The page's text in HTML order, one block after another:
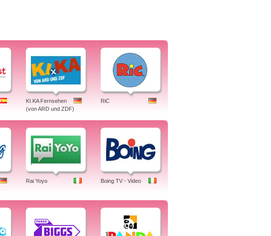
KI.KA Fernsehen
(von ARD und ZDF)
RiC
Rai Yoyo Boing TV - Video